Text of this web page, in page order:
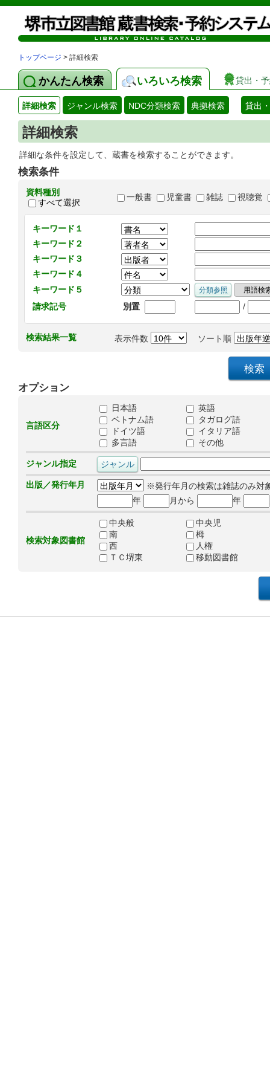
トップページ > 詳細検索
かんたん検索 いろいろ検索 貸出・
詳細検索 ジャンル検索 NDC分類検索 典拠検索 貸出
詳細検索
詳細な条件を設定して、蔵書を検索することができます。
検索条件
資料種別
すべて選択
一般書 児童書 雑誌 視聴覚
キーワード１
キーワード２
キーワード３
キーワード４
キーワード５
請求記号
別置 /
検索結果一覧 表示件数 ソート順
オプション
言語区分
日本語
英語
ベトナム語
タガログ語
ドイツ語
イタリア語
多言語
その他
ジャンル指定
出版／発行年月
※発行年月の検索は雑誌のみ対
年
月から 年
検索対象図書館
中央般
中央児
南
栂
西
人権
ＴＣ堺東
移動図書館